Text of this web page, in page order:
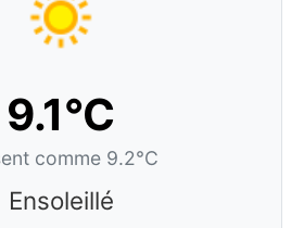
9.1°C
comme 9.2°C
Ensoleillé